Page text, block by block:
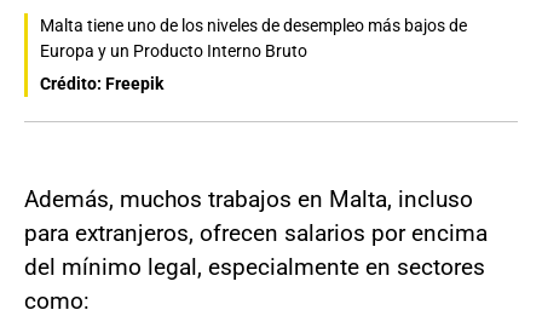
Malta tiene uno de los niveles de desempleo más bajos de
Europa y un Producto Interno Bruto
Crédito: Freepik
Además, muchos trabajos en Malta, incluso
para extranjeros, ofrecen salarios por encima
del mínimo legal, especialmente en sectores
como: